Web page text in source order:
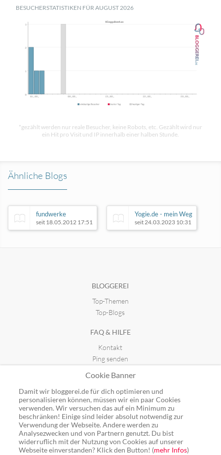
BESUCHERSTATISTIKEN FÜR AUGUST 2026
*gezählt werden nur reale Besucher, keine Robots, etc. Gezählt wird nur
ein Hit pro Visit und IP innerhalb einer halben Stunde.
Ähnliche Blogs
fundwerke
seit 18.05.2012 17:51
Yogie.de - mein Weg
seit 24.03.2023 10:31
BLOGGEREI
Top-Themen
Top-Blogs
FAQ & HILFE
Kontakt
Ping senden
GUTSCHEINE
Top-Gutscheine
Alle Shops
Cookie Banner
Damit wir bloggerei.de für dich optimieren und
personalisieren können, müssen wir ein paar Cookies
verwenden. Wir versuchen das auf ein Minimum zu
beschränken! Einige sind leider absolut notwendig zur
Verwendung der Webseite. Andere werden zu
Analysezwecken und von Partnern genutzt. Du bist
widerruflich mit der Nutzung von Cookies auf unserer
Webseite einverstanden? Klick den Button! (mehr Infos)